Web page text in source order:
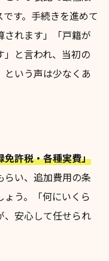
す。手続きを進めて
されます」「戸籍が
と言われ、当初の
という声は少なくあ
免許税・各種実費」
らい、追加費用の条
う。「何にいくら
、安心して任せられ